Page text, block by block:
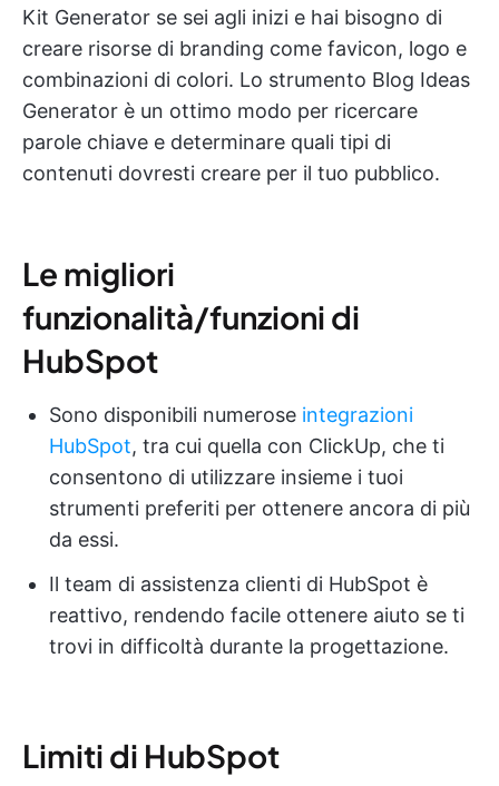
Kit Generator se sei agli inizi e hai bisogno di
creare risorse di branding come favicon, logo e
combinazioni di colori. Lo strumento Blog Ideas
Generator è un ottimo modo per ricercare
parole chiave e determinare quali tipi di
contenuti dovresti creare per il tuo pubblico.
Le migliori
funzionalità/funzioni di
HubSpot
Sono disponibili numerose integrazioni
HubSpot, tra cui quella con ClickUp, che ti
consentono di utilizzare insieme i tuoi
strumenti preferiti per ottenere ancora di più
da essi.
Il team di assistenza clienti di HubSpot è
reattivo, rendendo facile ottenere aiuto se ti
trovi in difficoltà durante la progettazione.
Limiti di HubSpot